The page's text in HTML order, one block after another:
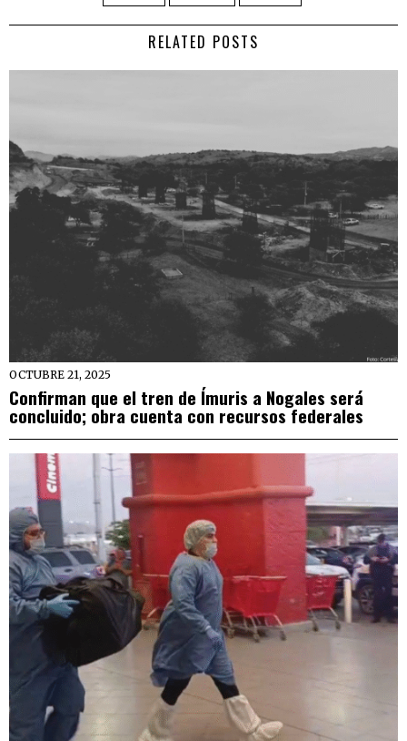
RELATED POSTS
OCTUBRE 21, 2025
Confirman que el tren de Ímuris a Nogales será
concluido; obra cuenta con recursos federales